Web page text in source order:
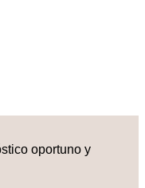
oportuno y